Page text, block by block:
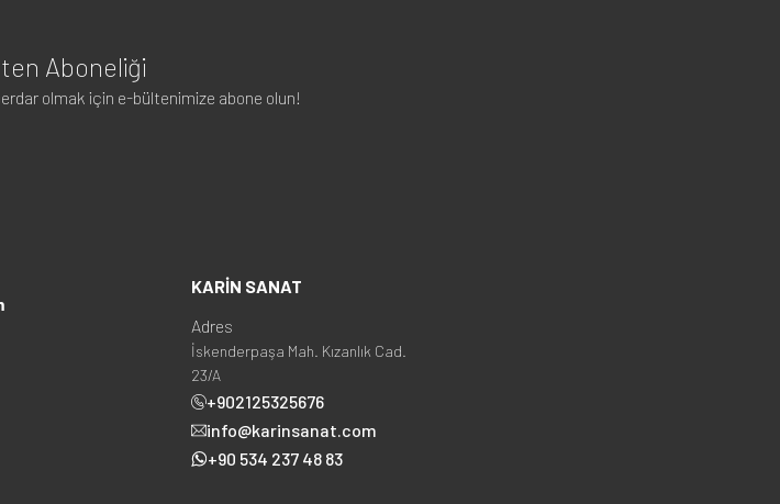
Aboneliği
olmak için e-bültenimize abone olun!
KARİN SANAT
Adres
İskenderpaşa Mah. Kızanlık Cad.
23/A
+902125325676
info@karinsanat.com
+90 534 237 48 83